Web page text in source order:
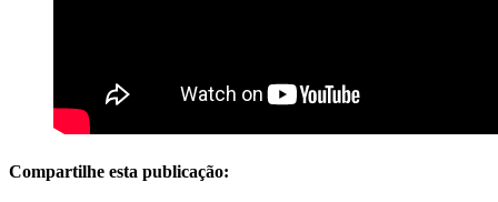
Compartilhe esta publicação: